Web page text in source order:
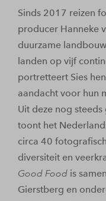
Sinds 2017 reizen
producer Hanneke
duurzame
landen op vijf
portretteert Sies
aandacht voor hun
Uit deze nog
toont het
circa 40
diversiteit en
Good Food is
Gierstberg en